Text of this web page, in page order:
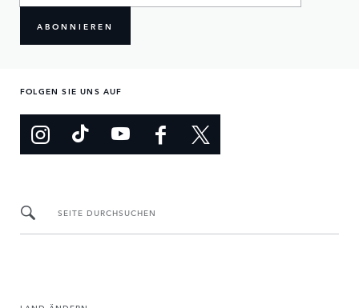
ABONNIEREN
FOLGEN SIE UNS AUF
SEITE DURCHSUCHEN